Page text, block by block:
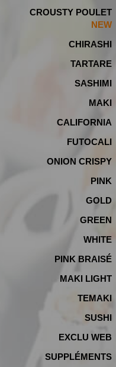
CROUSTY POULET
CHIRASHI
TARTARE
SASHIMI
MAKI
CALIFORNIA
FUTOCALI
ONION CRISPY
PINK
GOLD
GREEN
WHITE
PINK BRAISÉ
MAKI LIGHT
TEMAKI
SUSHI
EXCLU WEB
SUPPLÉMENTS